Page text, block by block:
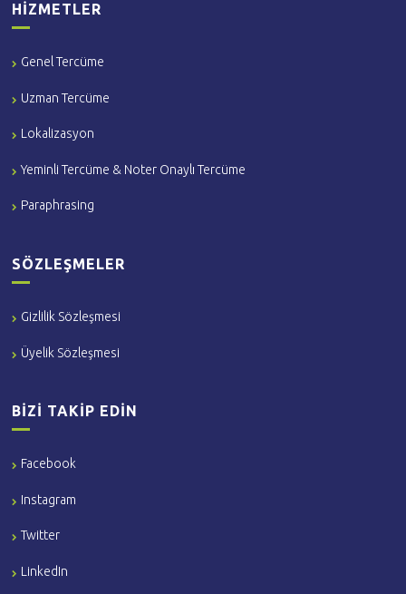
HIZMETLER
Genel Tercüme
Uzman Tercüme
Lokalizasyon
Yeminli Tercüme & Noter Onaylı Tercüme
Paraphrasing
SÖZLEŞMELER
Gizlilik Sözleşmesi
Üyelik Sözleşmesi
BIZI TAKIP EDIN
Facebook
Instagram
Twitter
LinkedIn